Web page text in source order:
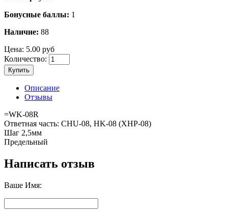
Бонусные баллы: 1
Наличие: 88
Цена: 5.00 руб
Количество:
Купить
Описание
Отзывы
=WK-08R
Ответная часть: CHU-08, HK-08 (XHP-08)
Шаг 2,5мм
Предельный
Написать отзыв
Ваше Имя: